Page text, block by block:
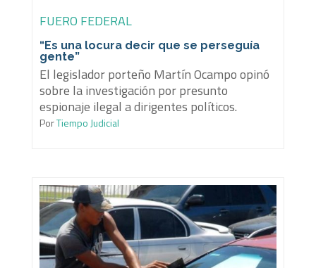
FUERO FEDERAL
“Es una locura decir que se perseguía
gente”
El legislador porteño Martín Ocampo opinó
sobre la investigación por presunto
espionaje ilegal a dirigentes políticos.
PorTiempo Judicial